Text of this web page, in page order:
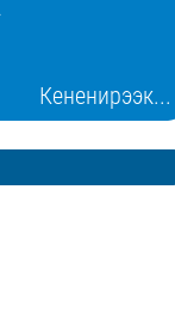
Кененирээк...